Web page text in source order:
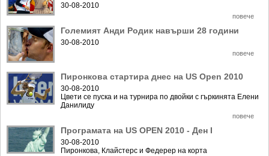
LIVE SCORES
ТУРНИРИ
SOFIA OPEN
БЛОГ
ЖЪЛТО
РАКЕТНИ
Любопитно
Истории
Ретро
Други
30-08-2010
повече
Големият Анди Родик навърши 28 години
30-08-2010
повече
Пиронкова стартира днес на US Open 2010
30-08-2010
Цвети се пуска и на турнира по двойки с гъркинята Елени
Данилиду
повече
Програмата на US OPEN 2010 - Ден I
30-08-2010
Пиронкова, Клайстерс и Федерер на корта